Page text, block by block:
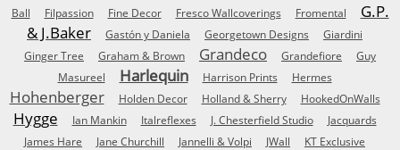
Ball
Filpassion Fine Decor Fresco Wallcoverings Fromental
G.P.
& J.Baker
Gastón y Daniela Georgetown Designs
Giardini
Ginger Tree
Graham & Brown Grandeco Grandefiore
Guy
Masureel
Harlequin Harrison Prints Hermes
Hohenberger Holden Decor Holland & Sherry HookedOnWalls
Hygge Ian Mankin Italreflexes J. Chesterfield Studio
Jacquards
James Hare
Jane Churchill Jannelli & Volpi JWall
KT Exclusive